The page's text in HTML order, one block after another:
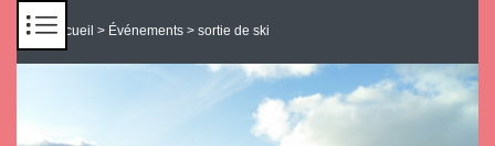
Accueil > Événements > sortie de ski